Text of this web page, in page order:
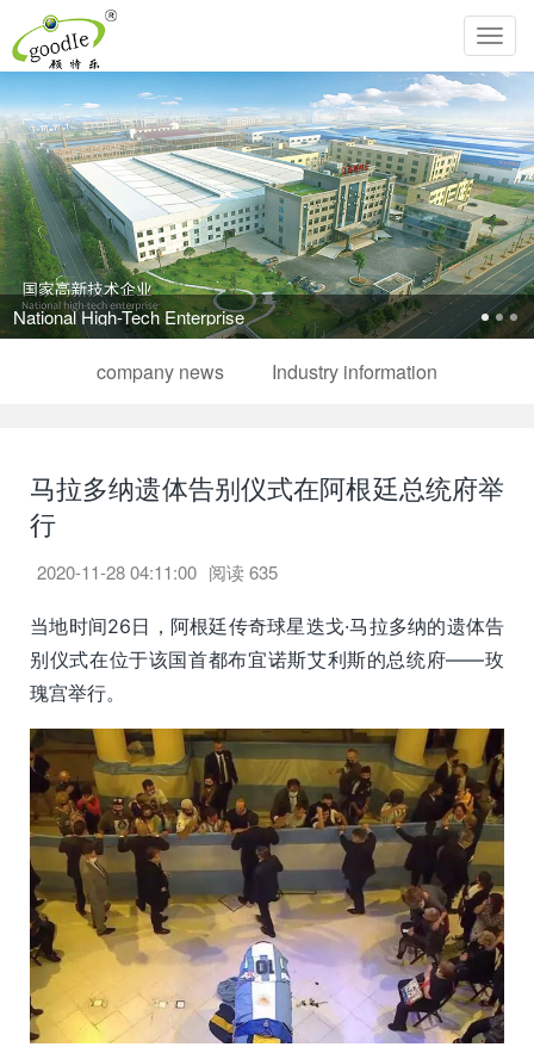
National High-Tech Enterprise
company news Industry information
马拉多纳遗体告别仪式在阿根廷总统府举
行
2020-11-28 04:11:00 阅读635
当地时间26日，阿根廷传奇球星迭戈·马拉多纳的遗体告
别仪式在位于该国首都布宜诺斯艾利斯的总统府——玫
瑰宫举行。